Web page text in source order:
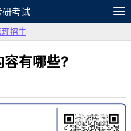
研考试
招生
有哪些?